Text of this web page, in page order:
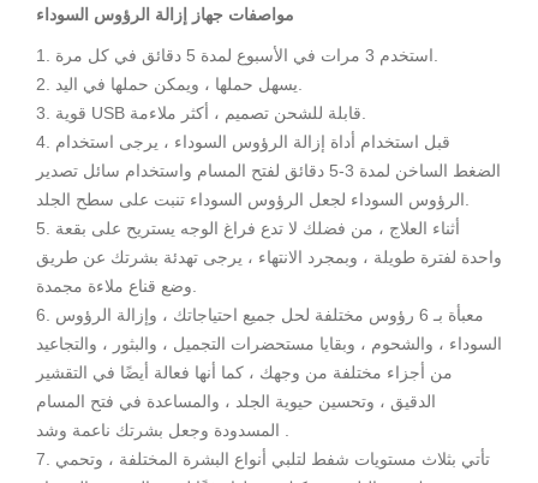
مواصفات جهاز إزالة الرؤوس السوداء
4. قبل استخدام أداة إزالة الرؤوس السوداء ، يرجى استخدام
الضغط الساخن لمدة 3-5 دقائق لفتح المسام واستخدام سائل تصدير
5. أثناء العلاج ، من فضلك لا تدع فراغ الوجه يستريح على بقعة
واحدة لفترة طويلة ، وبمجرد الانتهاء ، يرجى تهدئة بشرتك عن طريق
6. معبأة بـ 6 رؤوس مختلفة لحل جميع احتياجاتك ، وإزالة الرؤوس
السوداء ، والشحوم ، وبقايا مستحضرات التجميل ، والبثور ، والتجاعيد
من أجزاء مختلفة من وجهك ، كما أنها فعالة أيضًا في التقشير
الدقيق ، وتحسين حيوية الجلد ، والمساعدة في فتح المسام
7. تأتي بثلاث مستويات شفط لتلبي أنواع البشرة المختلفة ، وتحمي